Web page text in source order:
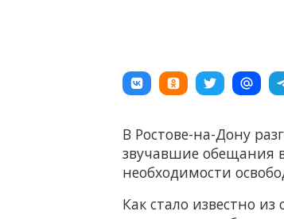
В Ростове-на-Дону
звучавшие обещания
необходимости
Как стало известно